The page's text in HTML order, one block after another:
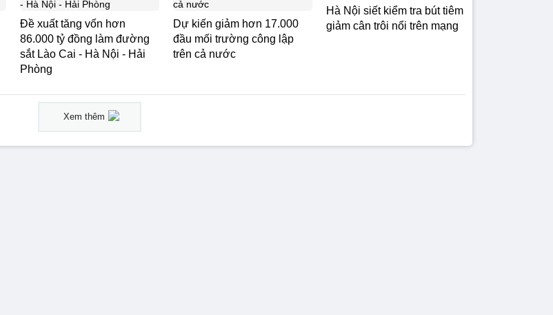
Đề xuất tăng vốn hơn
86.000 tỷ đồng làm đường
sắt Lào Cai - Hà Nội - Hải
Phòng
Dự kiến giảm hơn 17.000
đầu mối trường công lập
trên cả nước
Hà Nội siết kiểm tra bút tiêm
giảm cân trôi nổi trên mạng
Xem thêm